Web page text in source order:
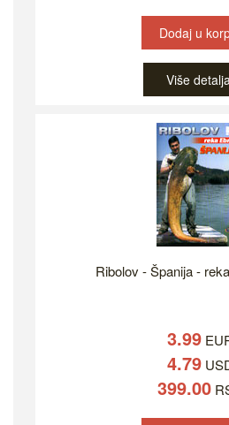
Dodaj u
Više
Ribolov - Španija -
3.99
4.79
399.00